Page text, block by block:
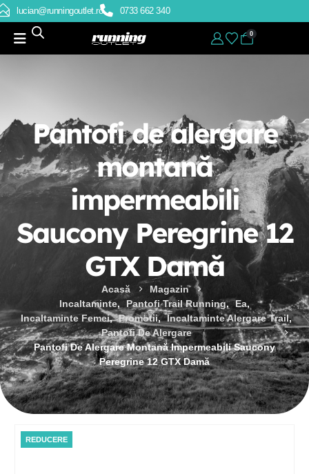
lucian@runningoutlet.ro 0733 662 340
0
Pantofi de alergare
montană
impermeabili
Saucony Peregrine 12
GTX Damă
Acasă
Magazin
Incaltaminte, Pantofi Trail Running, Ea,
Incaltaminte Femei, Promotii, Incaltaminte Alergare Trail,
Pantofi De Alergare
Pantofi De Alergare Montană Impermeabili Saucony
Peregrine 12 GTX Damă
REDUCERE